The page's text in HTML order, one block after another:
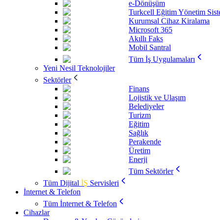
e-Dönüşüm
Turkcell Eğitim Yönetim
Kurumsal Cihaz Kiralama
Microsoft 365
Akıllı Faks
Mobil Santral
Tüm İş Uygulamaları
Yeni Nesil Teknolojiler
Sektörler
Finans
Lojistik ve Ulaşım
Belediyeler
Turizm
Eğitim
Sağlık
Perakende
Üretim
Enerji
Tüm Sektörler
Tüm Dijital İŞ Servisleri
İnternet & Telefon
Tüm İnternet & Telefon
Cihazlar